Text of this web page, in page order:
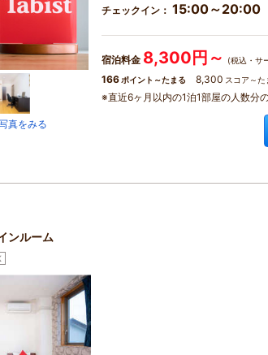
真をみる
チェックイン： 15:00～20:00
宿泊料金 8,300円～ (税込・サ
166 ポイント～たまる 8,300 スコア～た
※直近6ヶ月以内の1泊1部屋の人数分
ンルーム